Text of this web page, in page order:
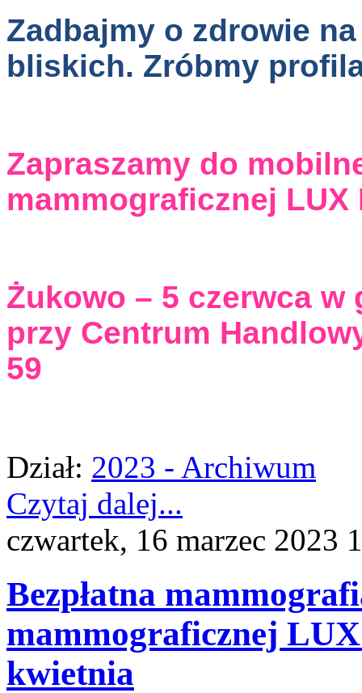
Zadbajmy o zdrowie
bliskich. Zróbmy
Zapraszamy do
mammograficznej LUX
Żukowo – 5 czerwca w
przy Centrum
59
Dział: 2023 - Archiwum
Czytaj dalej...
czwartek, 16 marzec 2023
Bezpłatna
mammograficznej
kwietnia